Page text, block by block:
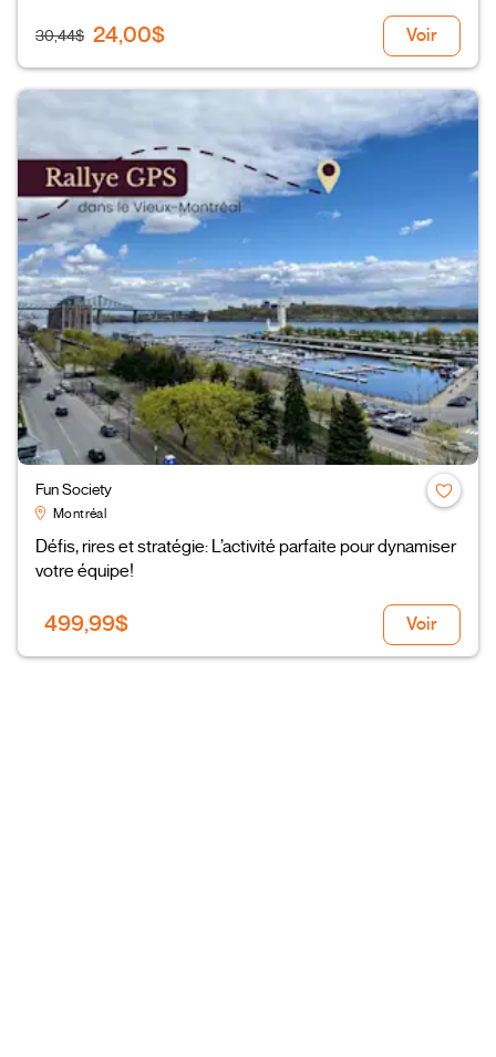
30,44$ 24,00$ Voir
Fun Society
Montréal
Défis, rires et stratégie: L’activité parfaite pour dynamiser
votre équipe!
499,99$ Voir